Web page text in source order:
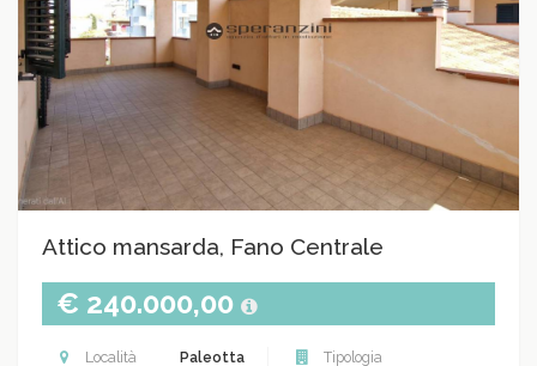
Attico mansarda, Fano Centrale
€ 240.000,00
Località Paleotta
Tipologia